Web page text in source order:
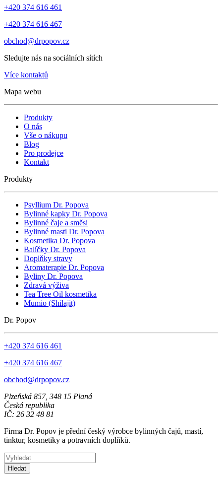
+420 374 616 461
+420 374 616 467
obchod@drpopov.cz
Sledujte nás na sociálních sítích
Více kontaktů
Mapa webu
Produkty
O nás
Vše o nákupu
Blog
Pro prodejce
Kontakt
Produkty
Psyllium Dr. Popova
Bylinné kapky Dr. Popova
Bylinné čaje a směsi
Bylinné masti Dr. Popova
Kosmetika Dr. Popova
Balíčky Dr. Popova
Doplňky stravy
Aromaterapie Dr. Popova
Byliny Dr. Popova
Zdravá výživa
Tea Tree Oil kosmetika
Mumio (Shilajit)
Dr. Popov
+420 374 616 461
+420 374 616 467
obchod@drpopov.cz
Plzeňská 857, 348 15 Planá
Česká republika
IČ: 26 32 48 81
Firma Dr. Popov je přední český výrobce bylinných čajů, mastí,
tinktur, kosmetiky a potravních doplňků.
Hledat